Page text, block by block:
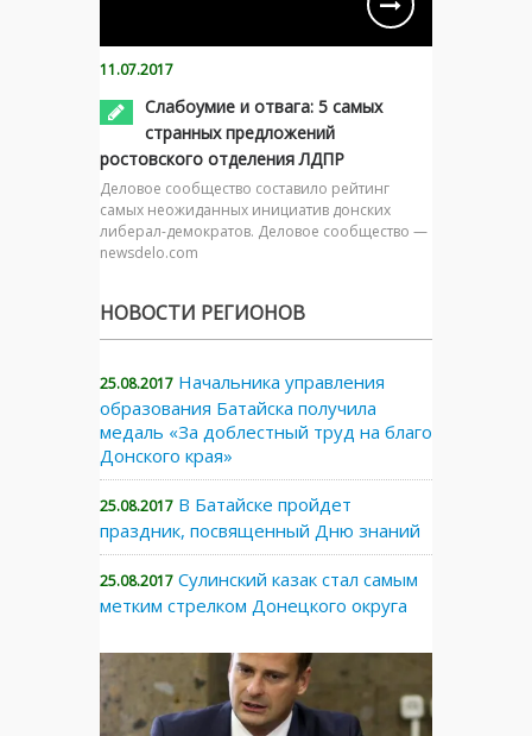
11.07.2017
Слабоумие и отвага: 5 самых
странных предложений
ростовского отделения ЛДПР
Деловое сообщество составило рейтинг
самых неожиданных инициатив донских
либерал-демократов. Деловое сообщество —
newsdelo.com
НОВОСТИ РЕГИОНОВ
25.08.2017 Начальника управления
образования Батайска получила
медаль «За доблестный труд на благо
Донского края»
25.08.2017 В Батайске пройдет
праздник, посвященный Дню знаний
25.08.2017 Сулинский казак стал самым
метким стрелком Донецкого округа